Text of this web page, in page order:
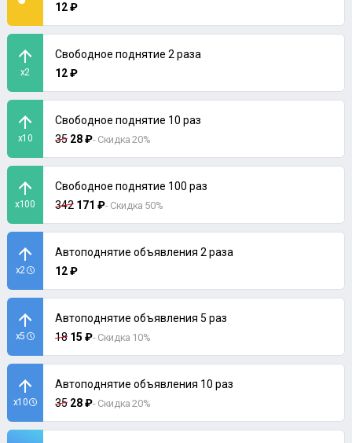
12 ₽
x2
Свободное поднятие 2 раза
12 ₽
x10
Свободное поднятие 10 раз
35 28 ₽- Скидка 20%
x100
Свободное поднятие 100 раз
342 171 ₽- Скидка 50%
x2
Автоподнятие объявления 2 раза
12 ₽
x5
Автоподнятие объявления 5 раз
18 15 ₽- Скидка 10%
x10
Автоподнятие объявления 10 раз
35 28 ₽- Скидка 20%